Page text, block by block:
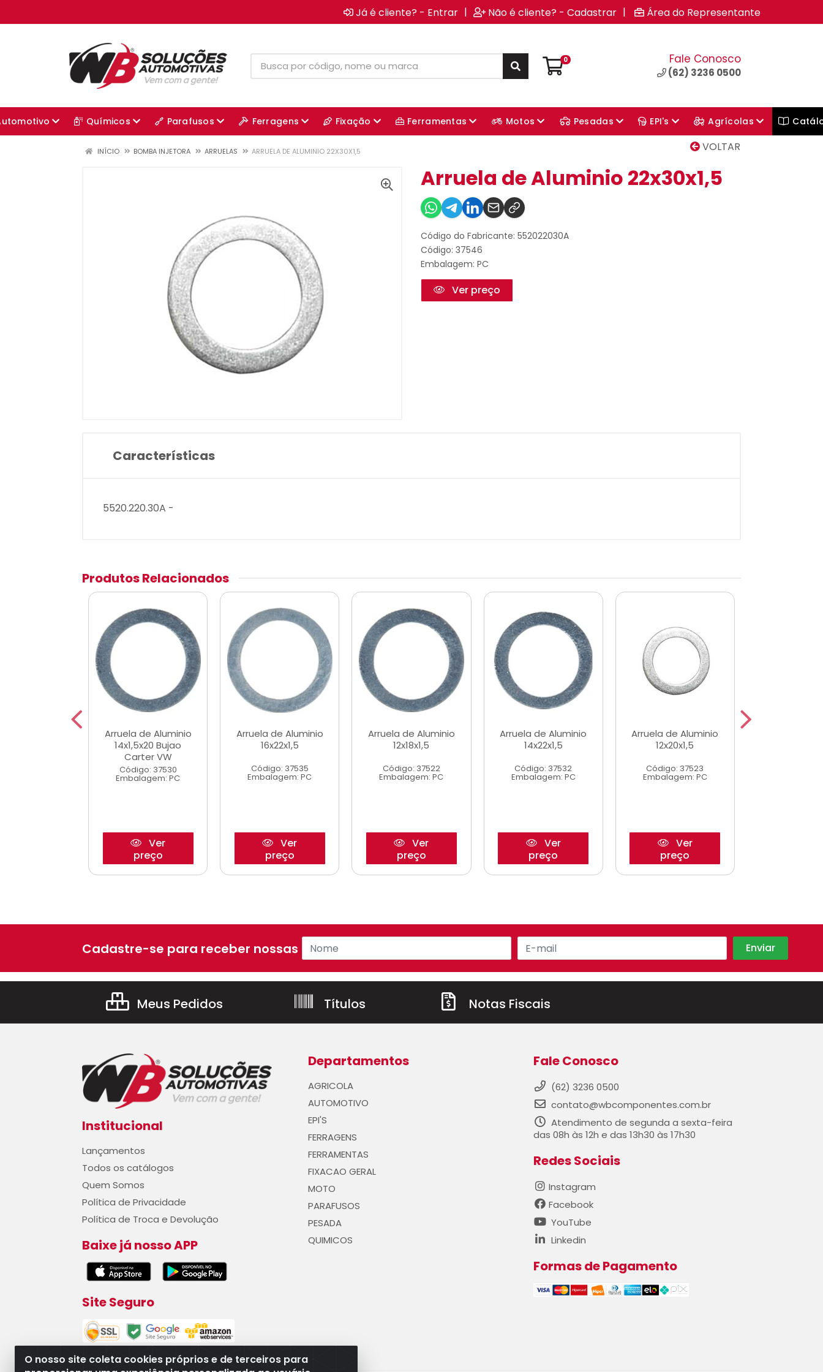
Já é cliente? - Entrar | Não é cliente? - Cadastrar | Área do Representante
0 Fale Conosco
(62) 3236 0500
Químicos Parafusos Ferragens Fixação Ferramentas Motos Pesadas EPI's Agrícolas
VOLTAR
INÍCIO BOMBA INJETORA ARRUELAS ARRUELA DE ALUMINIO 22X30X1,5
Arruela de Aluminio 22x30x1,5
Código do Fabricante: 552022030A
Código: 37546
Embalagem: PC
Ver preço
Características
5520.220.30A -
Produtos Relacionados
Arruela de Aluminio
14x1,5x20 Bujao
Carter VW
Código: 37530
Embalagem: PC
Ver
preço
Arruela de Aluminio
16x22x1,5
Código: 37535
Embalagem: PC
Ver
preço
Arruela de Aluminio
12x18x1,5
Código: 37522
Embalagem: PC
Ver
preço
Arruela de Aluminio
14x22x1,5
Código: 37532
Embalagem: PC
Ver
preço
Arruela de Aluminio
12x20x1,5
Código: 37523
Embalagem: PC
Ver
preço
O nosso site coleta cookies próprios e de terceiros para
Cadastre-se para receber nossas ofertas!
Meus Pedidos Títulos Notas Fiscais
Institucional
Lançamentos
Todos os catálogos
Quem Somos
Política de Privacidade
Política de Troca e Devolução
Baixe já nosso APP
Site Seguro
Departamentos
AGRICOLA
AUTOMOTIVO
EPI'S
FERRAGENS
FERRAMENTAS
FIXACAO GERAL
MOTO
PARAFUSOS
PESADA
QUIMICOS
Fale Conosco
(62) 3236 0500
contato@wbcomponentes.com.br
Atendimento de segunda a sexta-feira
das 08h às 12h e das 13h30 às 17h30
Redes Sociais
Instagram
Facebook
YouTube
Linkedin
Formas de Pagamento